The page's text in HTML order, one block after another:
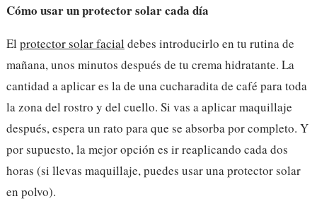
Cómo usar un protector solar cada día
El protector solar facial debes introducirlo en tu rutina de
mañana, unos minutos después de tu crema hidratante. La
cantidad a aplicar es la de una cucharadita de café para toda
la zona del rostro y del cuello. Si vas a aplicar maquillaje
después, espera un rato para que se absorba por completo. Y
por supuesto, la mejor opción es ir reaplicando cada dos
horas (si llevas maquillaje, puedes usar una protector solar
en polvo).